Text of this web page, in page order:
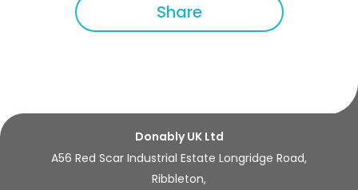
Share
Donably UK Ltd
A56 Red Scar Industrial Estate Longridge Road,
Ribbleton,